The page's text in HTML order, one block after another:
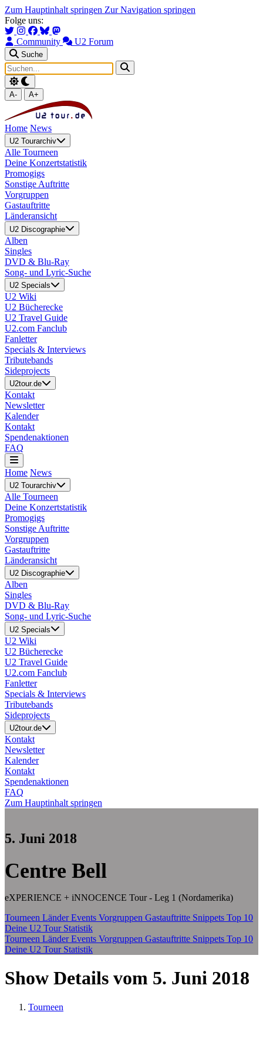
Zum Hauptinhalt springen Zur Navigation springen
Folge uns:
Community U2 Forum
Suche
A- A+
Home News
U2 Tourarchiv
Alle Tourneen
Deine Konzertstatistik
Promogigs
Sonstige Auftritte
Vorgruppen
Gastauftritte
Länderansicht
U2 Discographie
Alben
Singles
DVD & Blu-Ray
Song- und Lyric-Suche
U2 Specials
U2 Wiki
U2 Bücherecke
U2 Travel Guide
U2.com Fanclub
Fanletter
Specials & Interviews
Tributebands
Sideprojects
U2tour.de
Kontakt
Newsletter
Kalender
Kontakt
Spendenaktionen
FAQ
Home News
U2 Tourarchiv
Alle Tourneen
Deine Konzertstatistik
Promogigs
Sonstige Auftritte
Vorgruppen
Gastauftritte
Länderansicht
U2 Discographie
Alben
Singles
DVD & Blu-Ray
Song- und Lyric-Suche
U2 Specials
U2 Wiki
U2 Bücherecke
U2 Travel Guide
U2.com Fanclub
Fanletter
Specials & Interviews
Tributebands
Sideprojects
U2tour.de
Kontakt
Newsletter
Kalender
Kontakt
Spendenaktionen
FAQ
Zum Hauptinhalt springen
5. Juni 2018
Centre Bell
eXPERIENCE + iNNOCENCE Tour - Leg 1 (Nordamerika)
Tourneen LänderEvents Vorgruppen Gastauftritte Snippets Top 10
Deine U2 Tour Statistik
Tourneen LänderEvents Vorgruppen Gastauftritte Snippets Top 10
Deine U2 Tour Statistik
Show Details vom 5. Juni 2018
Tourneen